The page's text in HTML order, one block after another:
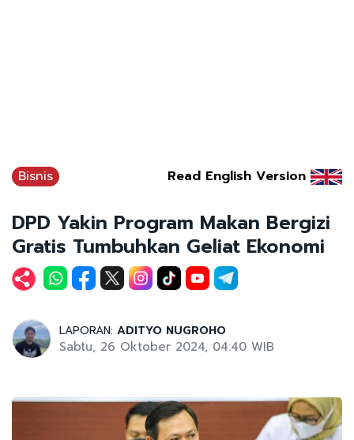
Bisnis Read English Version
DPD Yakin Program Makan Bergizi
Gratis Tumbuhkan Geliat Ekonomi
LAPORAN: ADITYO NUGROHO
Sabtu, 26 Oktober 2024, 04:40 WIB